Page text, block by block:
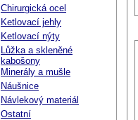
Chirurgická ocel
Ketlovací jehly
Ketlovací nýty
Lůžka a skleněné
kabošony
Minerály a mušle
Náušnice
Návlekový materiál
Ostatní